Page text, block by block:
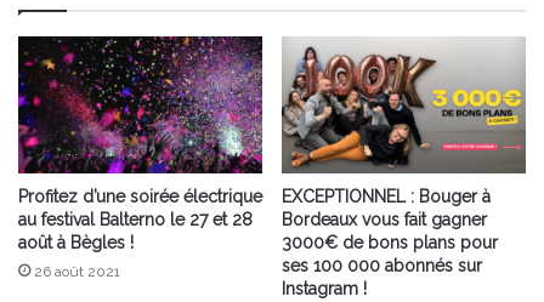
Profitez d’une soirée électrique
au festival Balterno le 27 et 28
août à Bègles !
26 août 2021
EXCEPTIONNEL : Bouger à
Bordeaux vous fait gagner
3000€ de bons plans pour
ses 100 000 abonnés sur
Instagram !